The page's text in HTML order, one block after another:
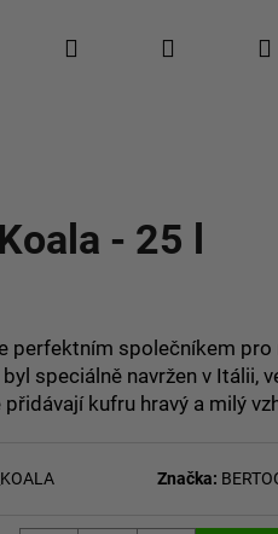
Pánská módaPřihlášení
- 25 l
perfektním společníkem pro
speciálně navržen v Itálii,
kufru hravý a milý
Značka: